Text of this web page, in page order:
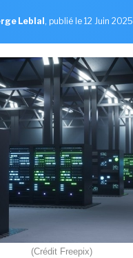
Leblal , publié le 12 Juin 2025
(Crédit Freepix)